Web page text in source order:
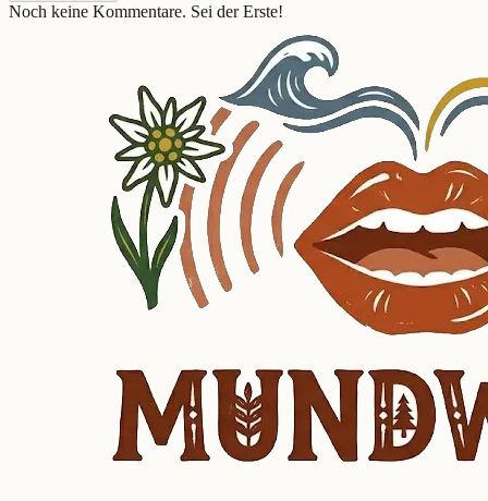
Noch keine Kommentare. Sei der Erste!